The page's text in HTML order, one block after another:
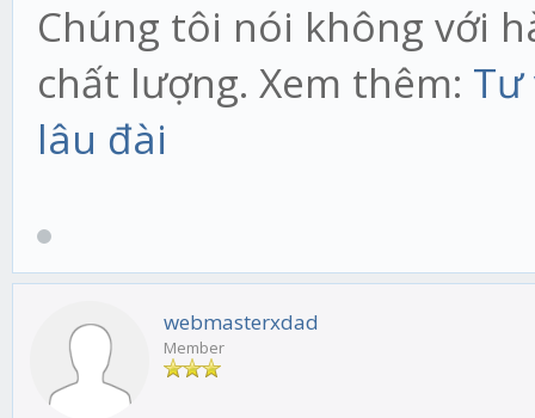
Chúng tôi nói không với
chất lượng. Xem thêm:
lâu đài
webmasterxdad
Member